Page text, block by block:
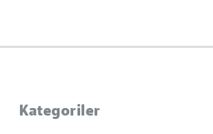
Kategoriler